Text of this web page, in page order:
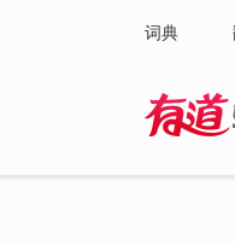
词典